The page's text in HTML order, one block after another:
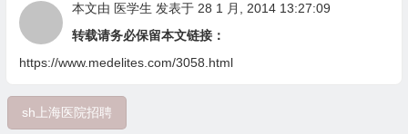
本文由 医学生 发表于 28 1 月, 2014 13:27:09
转载请务必保留本文链接：
https://www.medelites.com/3058.html
sh上海医院招聘